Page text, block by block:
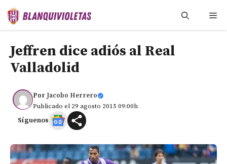
Saltar
Jeffren dice adiós al Real
Valladolid
Por Jacobo Herrero
Publicado el 29 agosto 2015 09:00h
Síguenos